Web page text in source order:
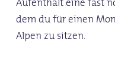
dem du für einen
Alpen zu sitzen.